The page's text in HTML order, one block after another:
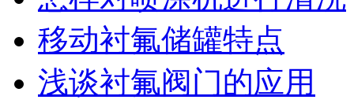
移动衬氟储罐特点
浅谈衬氟阀门的应用